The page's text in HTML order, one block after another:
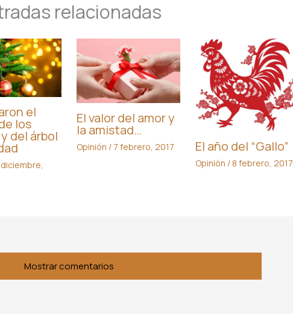
relacionadas
el
los
del árbol
El valor del amor y
la amistad…
Opinión / 7 febrero, 2017 El año del “Gallo”
Opinión / 8 febrero, 2017
Mostrar comentarios